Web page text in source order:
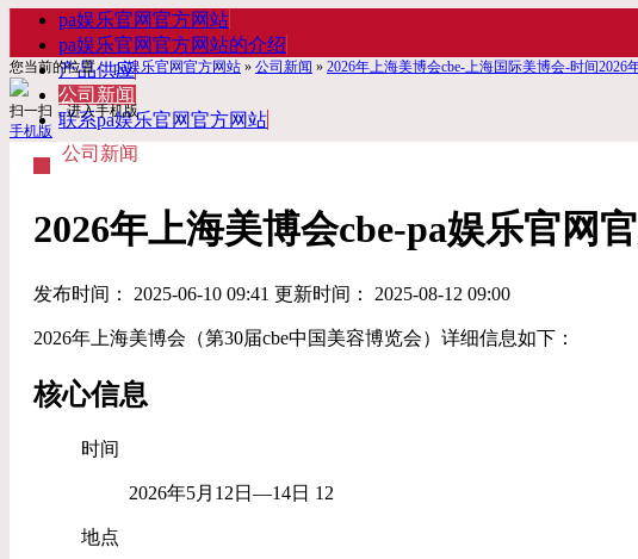
pa娱乐官网官方网站
pa娱乐官网官方网站的介绍
产品供应
公司新闻
联系pa娱乐官网官方网站
您当前的位置：pa娱乐官网官方网站 » 公司新闻 » 2026年上海美博会cbe-上海国际美博会-时间2026
扫一扫，进入手机版
手机版
公司新闻
2026年上海美博会cbe-pa娱乐官网
发布时间： 2025-06-10 09:41 更新时间： 2025-08-12 09:00
2026年上海美博会（第30届cbe中国美容博览会）详细信息如下：
核心信息
‌时间‌
2026年5月12日—14日 12
‌地点‌